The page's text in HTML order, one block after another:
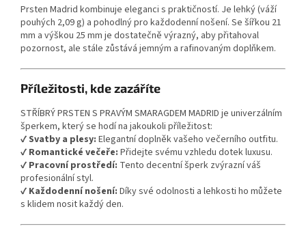
Prsten Madrid kombinuje eleganci s praktičností. Je lehký (váží
pouhých 2,09 g) a pohodlný pro každodenní nošení. Se šířkou 21
mm a výškou 25 mm je dostatečně výrazný, aby přitahoval
pozornost, ale stále zůstává jemným a rafinovaným doplňkem.
Příležitosti, kde zazáříte
STŘÍBRÝ PRSTEN S PRAVÝM SMARAGDEM MADRID je univerzálním
šperkem, který se hodí na jakoukoli příležitost:
✔Svatby a plesy: Elegantní doplněk vašeho večerního outfitu.
✔ Romantické večeře: Přidejte svému vzhledu dotek luxusu.
✔ Pracovní prostředí: Tento decentní šperk zvýrazní váš
profesionální styl.
✔ Každodenní nošení: Díky své odolnosti a lehkosti ho můžete
s klidem nosit každý den.